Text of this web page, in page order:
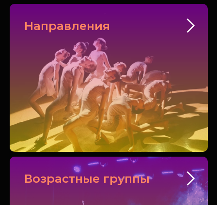
Направления
Возрастные группы